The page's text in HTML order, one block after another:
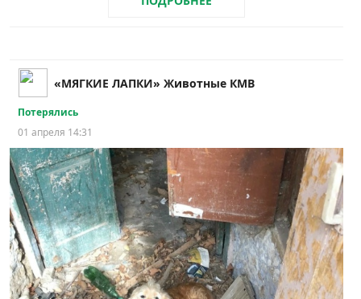
«МЯГКИЕ ЛАПКИ» Животные КМВ
Потерялись
01 апреля 14:31